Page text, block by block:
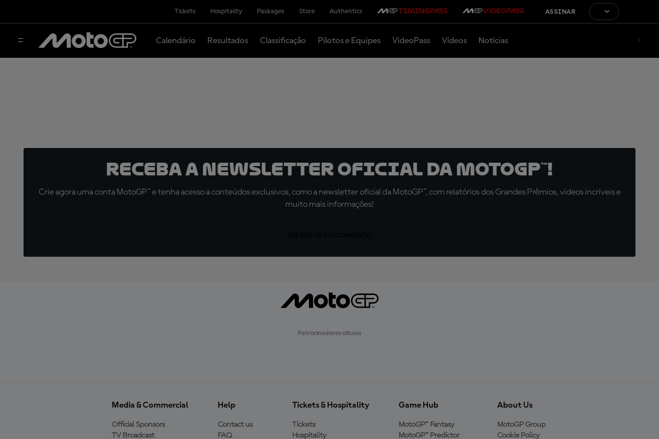
Tickets Hospitality Packages Store Authentics ASSINAR
Calendário Resultados Classificação Pilotos e Equipes VideoPass Vídeos Notícias
Receba a newsletter oficial da MotoGP™!
Crie agora uma conta MotoGP™ e tenha acesso a conteúdos exclusivos, como a newsletter oficial da MotoGP™, com relatórios dos Grandes Prêmios, vídeos incríveis e
muito mais informações!
Patrocinadores oficiais
Media & Commercial
Official Sponsors
TV Broadcast
Help
Contact us
FAQ
Tickets & Hospitality
Tickets
Hospitality
Game Hub
MotoGP™ Fantasy
MotoGP™ Predictor
About Us
MotoGP Group
Cookie Policy